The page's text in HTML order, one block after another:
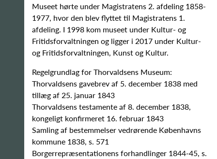
Museet hørte under Magistratens 2. afdeling 1858-
1977, hvor den blev flyttet til Magistratens 1.
afdeling. I 1998 kom museet under Kultur- og
Fritidsforvaltningen og ligger i 2017 under Kultur-
og Fritidsforvaltningen, Kunst og Kultur.
Regelgrundlag for Thorvaldsens Museum:
Thorvaldsens gavebrev af 5. december 1838 med
tillæg af 25. januar 1843
Thorvaldsens testamente af 8. december 1838,
kongeligt konfirmeret 16. februar 1843
Samling af bestemmelser vedrørende Københavns
kommune 1838, s. 571
Borgerrepræsentationens forhandlinger 1844-45, s.